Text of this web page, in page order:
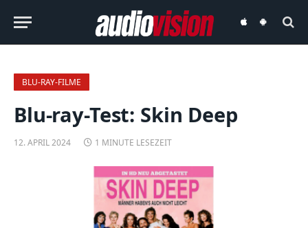
audiovisionaudiovision
BLU-RAY-FILME
Blu-ray-Test: Skin Deep
12. APRIL 2024 1 MINUTE LESEZEIT